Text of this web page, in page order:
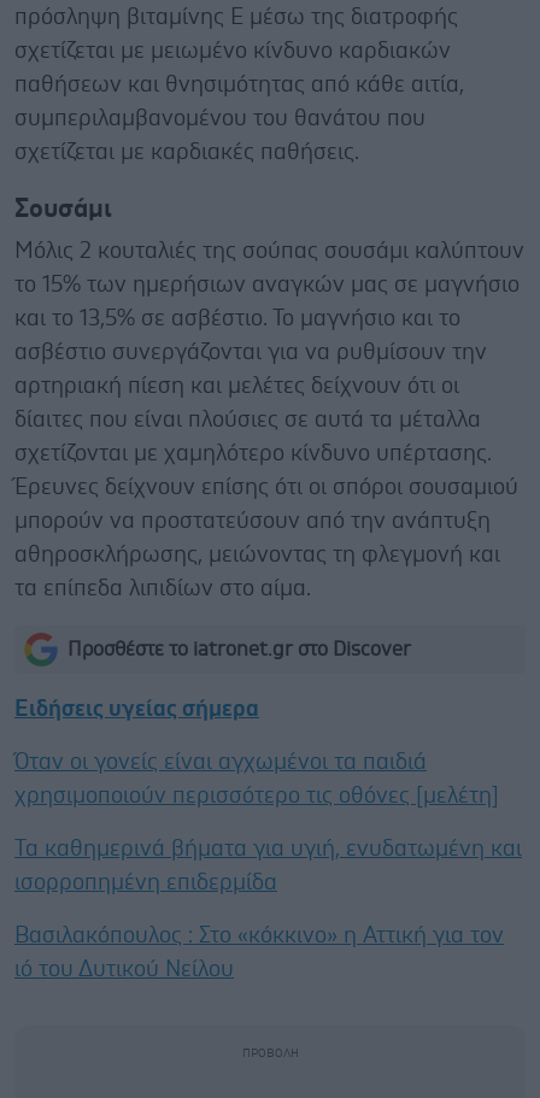
πρόσληψη βιταμίνης Ε μέσω της διατροφής
σχετίζεται με μειωμένο κίνδυνο καρδιακών
παθήσεων και θνησιμότητας από κάθε αιτία,
συμπεριλαμβανομένου του θανάτου που
σχετίζεται με καρδιακές παθήσεις.
Σουσάμι
Μόλις 2 κουταλιές της σούπας σουσάμι καλύπτουν
το 15% των ημερήσιων αναγκών μας σε μαγνήσιο
και το 13,5% σε ασβέστιο. Το μαγνήσιο και το
ασβέστιο συνεργάζονται για να ρυθμίσουν την
αρτηριακή πίεση και μελέτες δείχνουν ότι οι
δίαιτες που είναι πλούσιες σε αυτά τα μέταλλα
σχετίζονται με χαμηλότερο κίνδυνο υπέρτασης.
Έρευνες δείχνουν επίσης ότι οι σπόροι σουσαμιού
μπορούν να προστατεύσουν από την ανάπτυξη
αθηροσκλήρωσης, μειώνοντας τη φλεγμονή και
τα επίπεδα λιπιδίων στο αίμα.
Προσθέστε το iatronet.gr στο Discover
Ειδήσεις υγείας σήμερα
Όταν οι γονείς είναι αγχωμένοι τα παιδιά
χρησιμοποιούν περισσότερο τις οθόνες [μελέτη]
Τα καθημερινά βήματα για υγιή, ενυδατωμένη και
ισορροπημένη επιδερμίδα
Βασιλακόπουλος : Στο «κόκκινο» η Αττική για τον
ιό του Δυτικού Νείλου